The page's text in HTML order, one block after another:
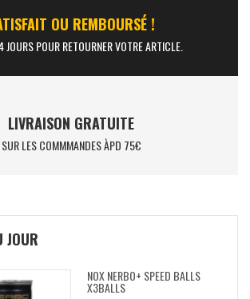
OU REMBOURSÉ !
JOURS POUR RETOURNER VOTRE ARTICLE.
LIVRAISON GRATUITE
SUR LES COMMMANDES ÀPD 75€
JOUR
NOX NERBO+ SPEED BALLS
X3BALLS